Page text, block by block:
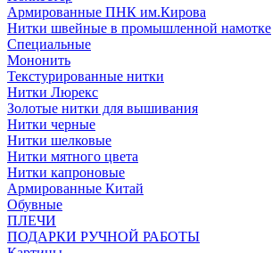
Армированные ПНК им.Кирова
Нитки швейные в промышленной намотке
Специальные
Мононить
Текстурированные нитки
Нитки Люрекс
Золотые нитки для вышивания
Нитки черные
Нитки шелковые
Нитки мятного цвета
Нитки капроновые
Армированные Китай
Обувные
ПЛЕЧИ
ПОДАРКИ РУЧНОЙ РАБОТЫ